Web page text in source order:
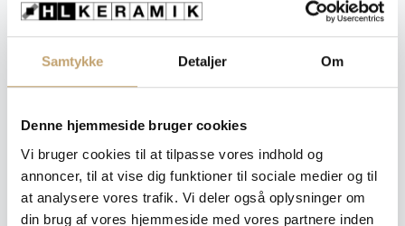
Samtykke Detaljer Om
Denne hjemmeside bruger cookies
Vi bruger cookies til at tilpasse vores indhold og
annoncer, til at vise dig funktioner til sociale medier og til
at analysere vores trafik. Vi deler også oplysninger om
din brug af vores hjemmeside med vores partnere inden
Tykkelse